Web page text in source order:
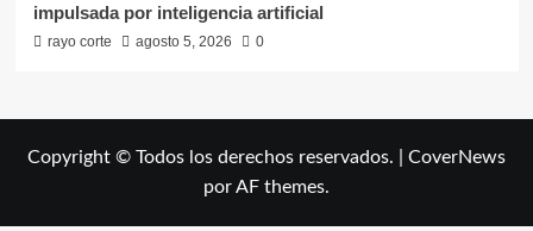
impulsada por inteligencia artificial
rayo corte agosto 5, 2026 0
Copyright © Todos los derechos reservados.
CoverNews
por AF themes.